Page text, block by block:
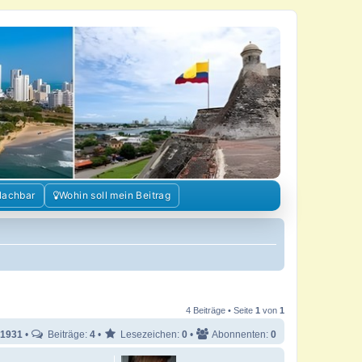
Wohin soll mein Beitrag
4 Beiträge • Seite 1 von 1
1931 • Beiträge: 4 • Lesezeichen: 0 • Abonnenten: 0